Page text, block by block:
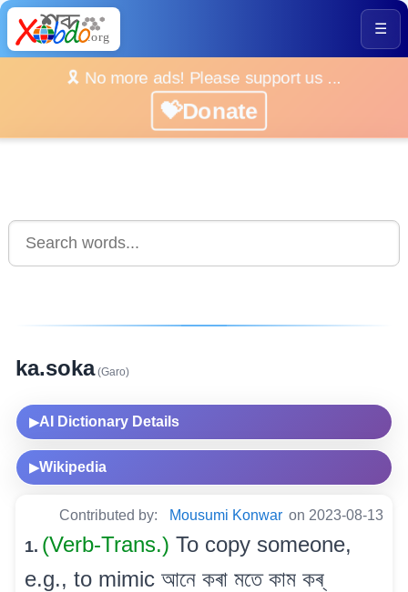
☰
🎗️ No more ads! Please support us ...
💝Donate
ka.soka(Garo)
▶AI Dictionary Details
▶Wikipedia
Contributed by: Mousumi Konwar on 2023-08-13
1. (Verb-Trans.) To copy someone,
e.g., to mimic আনে কৰা মতে কাম কৰ্